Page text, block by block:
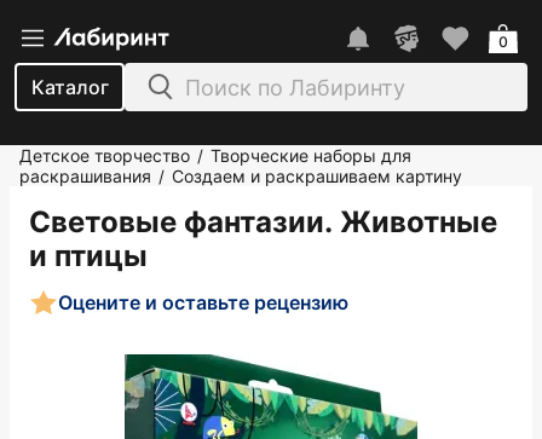
Каталог
0
Детское творчество / Творческие наборы для
раскрашивания / Создаем и раскрашиваем картину
Световые фантазии. Животные
и птицы
Оцените и оставьте рецензию